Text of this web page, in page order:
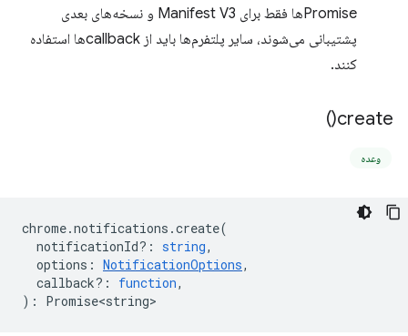
Promiseها فقط برای Manifest V3 و نسخه‌های بعدی
پشتیبانی می‌شوند، سایر پلتفرم‌ها باید از callbackها استفاده
کنند.
create(
)
وعده
chrome.notifications .create(
notificationId? : string,
options : NotificationOptions,
callback? : function,
) : Promise<string>